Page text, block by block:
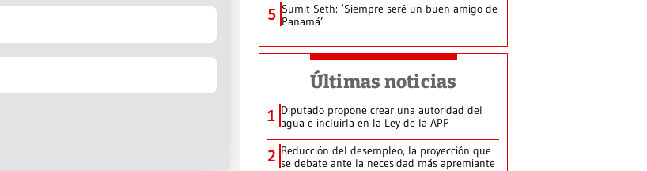
5 Sumit Seth: ‘Siempre seré un buen amigo de
Panamá’
Últimas noticias
1 Diputado propone crear una autoridad del
agua e incluirla en la Ley de la APP
2 Reducción del desempleo, la proyección que
se debate ante la necesidad más apremiante